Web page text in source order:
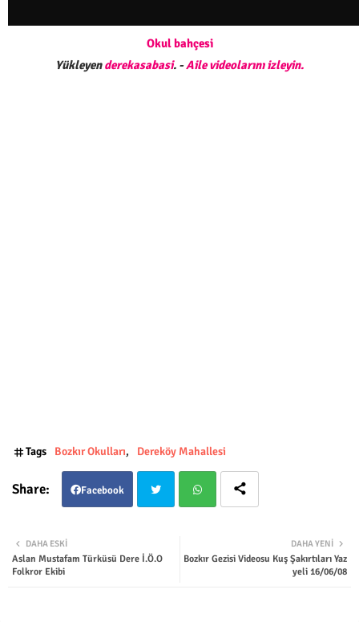
Okul bahçesi
Yükleyenderekasabasi. -Aile videolarını izleyin.
Tags Bozkır Okulları Dereköy Mahallesi
Facebook
ter tsap
DAHA YENI
Bozkır Gezisi Videosu Kuş Şakırtıları Yaz
yeli 16/06/08
DAHA ESKI
Aslan Mustafam Türküsü Dere İ.Ö.O
Folkror Ekibi